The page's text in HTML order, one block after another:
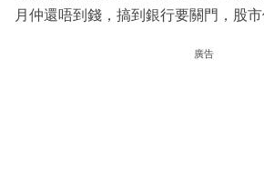
月仲還唔到錢，搞到銀行要關門，股市
廣告